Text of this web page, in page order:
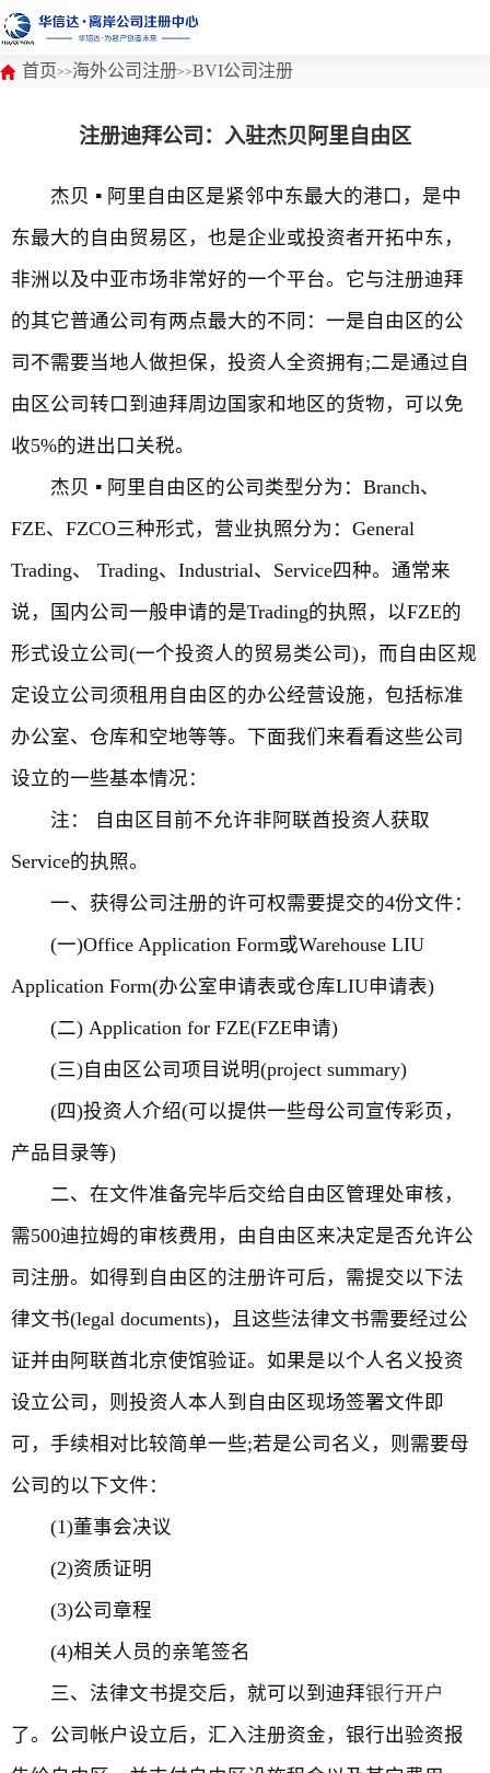
首页>>海外公司注册>>BVI公司注册
注册迪拜公司：入驻杰贝阿里自由区
杰贝 ▪ 阿里自由区是紧邻中东最大的港口，是中
东最大的自由贸易区，也是企业或投资者开拓中东，
非洲以及中亚市场非常好的一个平台。它与注册迪拜
的其它普通公司有两点最大的不同：一是自由区的公
司不需要当地人做担保，投资人全资拥有;二是通过自
由区公司转口到迪拜周边国家和地区的货物，可以免
收5%的进出口关税。
杰贝 ▪ 阿里自由区的公司类型分为：Branch、
FZE、FZCO三种形式，营业执照分为：General
Trading、 Trading、Industrial、Service四种。通常来
说，国内公司一般申请的是Trading的执照，以FZE的
形式设立公司(一个投资人的贸易类公司)，而自由区规
定设立公司须租用自由区的办公经营设施，包括标准
办公室、仓库和空地等等。下面我们来看看这些公司
设立的一些基本情况：
注： 自由区目前不允许非阿联酋投资人获取
Service的执照。
一、获得公司注册的许可权需要提交的4份文件：
(一)Office Application Form或Warehouse LIU
Application Form(办公室申请表或仓库LIU申请表)
(二) Application for FZE(FZE申请)
(三)自由区公司项目说明(project summary)
(四)投资人介绍(可以提供一些母公司宣传彩页，
产品目录等)
二、在文件准备完毕后交给自由区管理处审核，
需500迪拉姆的审核费用，由自由区来决定是否允许公
司注册。如得到自由区的注册许可后，需提交以下法
律文书(legal documents)，且这些法律文书需要经过公
证并由阿联酋北京使馆验证。如果是以个人名义投资
设立公司，则投资人本人到自由区现场签署文件即
可，手续相对比较简单一些;若是公司名义，则需要母
公司的以下文件：
(1)董事会决议
(2)资质证明
(3)公司章程
(4)相关人员的亲笔签名
三、法律文书提交后，就可以到迪拜银行开户
了。公司帐户设立后，汇入注册资金，银行出验资报